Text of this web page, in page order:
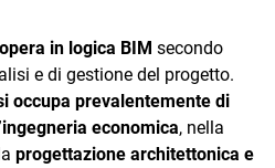
in logica BIM secondo
e di gestione del progetto.
occupa prevalentemente di
economica, nella
progettazione architettonica e